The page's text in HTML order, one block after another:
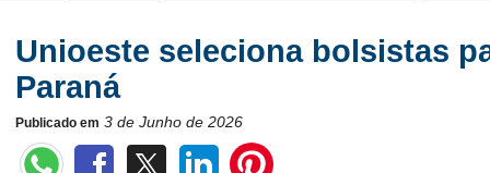
Unioeste seleciona bolsistas
Paraná
Publicado em 3 de Junho de 2026